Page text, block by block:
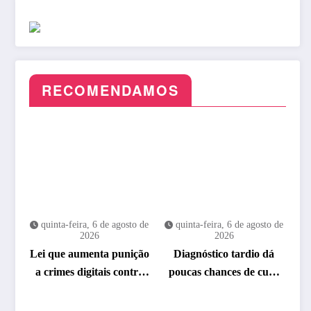
RECOMENDAMOS
quinta-feira, 6 de agosto de
2026
Lei que aumenta punição
a crimes digitais contra
quinta-feira, 6 de agosto de
2026
Diagnóstico tardio dá
poucas chances de cura